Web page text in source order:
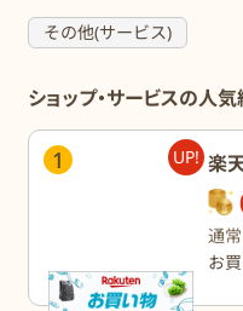
その他(サービス)
ショップ・サービスの人
1 UP! 楽
通
お